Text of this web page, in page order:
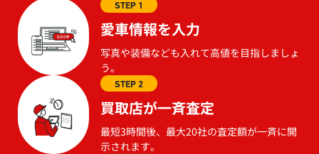
STEP 1
愛車情報を入力
写真や装備なども入れて高値を目指しましょ
う。
STEP 2
買取店が一斉査定
最短3時間後、最大20社の査定額が一斉に開
示されます。